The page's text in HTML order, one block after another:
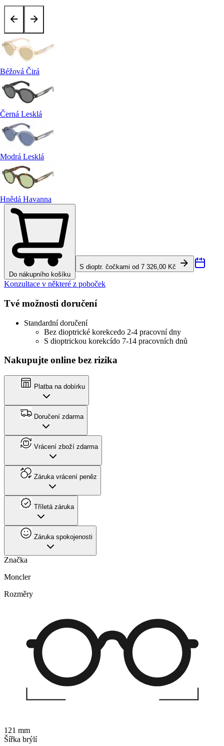
Béžová Čirá
Černá Lesklá
Modrá Lesklá
Hnědá Havanna
Do nákupního košíku
S dioptr. čočkami od 7 326,00 Kč
Konzultace v některé z poboček
Tvé možnosti doručení
Standardní doručení
Bez dioptrické korekcedo 2-4 pracovní dny
S dioptrickou korekcído 7-14 pracovních dnů
Nakupujte online bez rizika
Platba na dobírku
Doručení zdarma
Vrácení zboží zdarma
Záruka vrácení peněz
Tříletá záruka
Záruka spokojenosti
Značka
Moncler
Rozměry
121 mm
Šířka brýlí